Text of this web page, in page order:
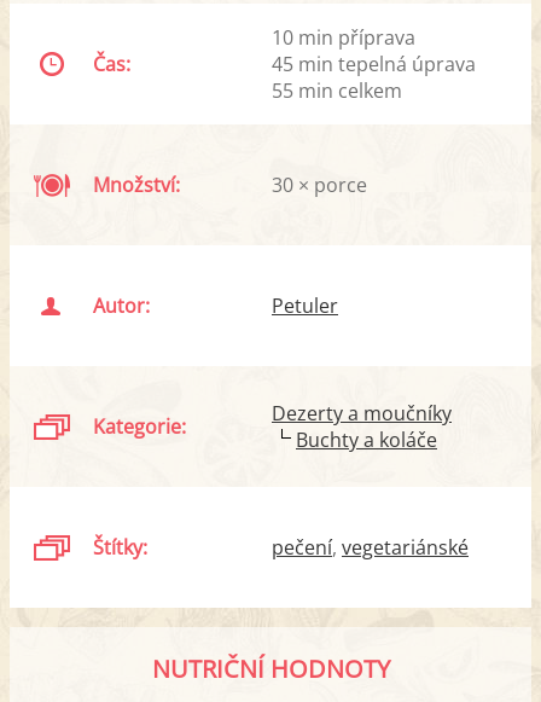
Čas:
10 min příprava
45 min tepelná úprava
55 min celkem
Množství: 30 × porce
Autor: Petuler
Kategorie:
Dezerty a moučníky
Buchty a koláče
Štítky: pečení vegetariánské
NUTRIČNÍ HODNOTY